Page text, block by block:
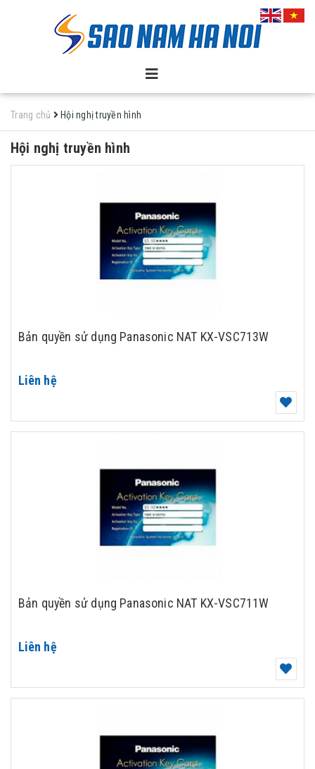
Trang chủ Hội nghị truyền hình
Hội nghị truyền hình
Bản quyền sử dụng Panasonic NAT KX-VSC713W
Liên hệ
Bản quyền sử dụng Panasonic NAT KX-VSC711W
Liên hệ